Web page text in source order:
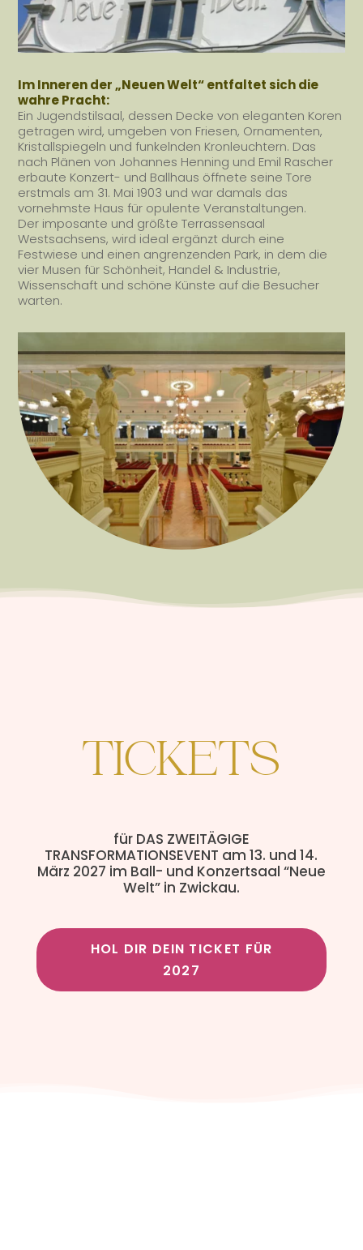
Im Inneren der „Neuen Welt“ entfaltet sich die
wahre Pracht:
Ein Jugendstilsaal, dessen Decke von eleganten Koren
getragen wird, umgeben von Friesen, Ornamenten,
Kristallspiegeln und funkelnden Kronleuchtern. Das
nach Plänen von Johannes Henning und Emil Rascher
erbaute Konzert- und Ballhaus öffnete seine Tore
erstmals am 31. Mai 1903 und war damals das
vornehmste Haus für opulente Veranstaltungen.
Der imposante und größte Terrassensaal
Westsachsens, wird ideal ergänzt durch eine
Festwiese und einen angrenzenden Park, in dem die
vier Musen für Schönheit, Handel & Industrie,
Wissenschaft und schöne Künste auf die Besucher
warten.
TICKETS
für DAS ZWEITÄGIGE
TRANSFORMATIONSEVENT am 13. und 14.
März 2027 im Ball- und Konzertsaal “Neue
Welt” in Zwickau.
HOL DIR DEIN TICKET FÜR
2027